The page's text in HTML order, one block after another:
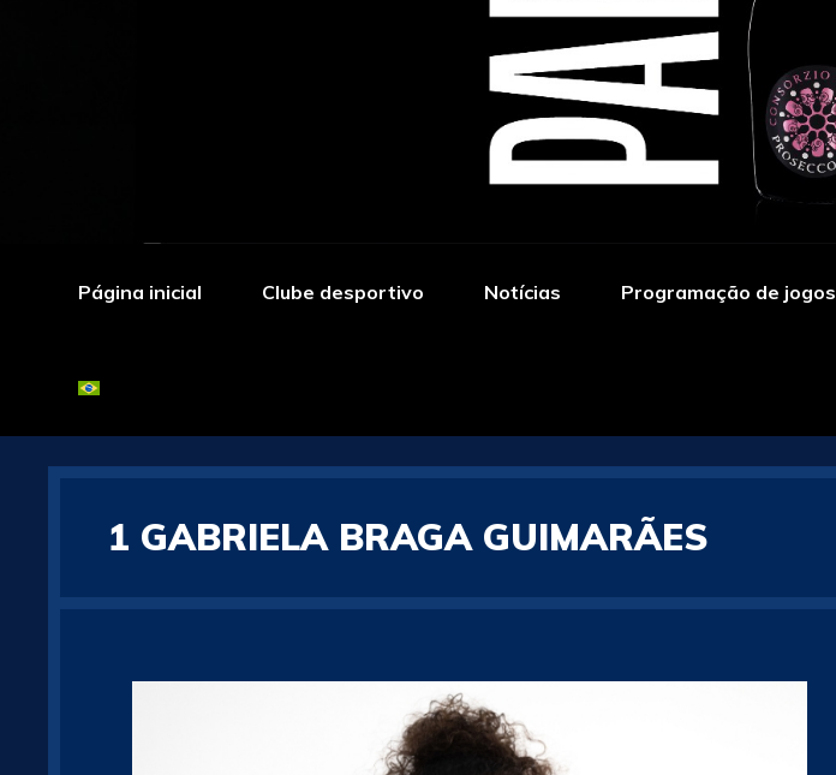
Página inicial Clube desportivo Notícias Programação de jogos
1 GABRIELA BRAGA GUIMARÃES